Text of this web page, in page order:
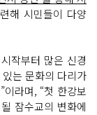
해 시민들이 다양
작부터 많은 신경
는 문화의 다리가
라며, “첫 한강보
잠수교의 변화에